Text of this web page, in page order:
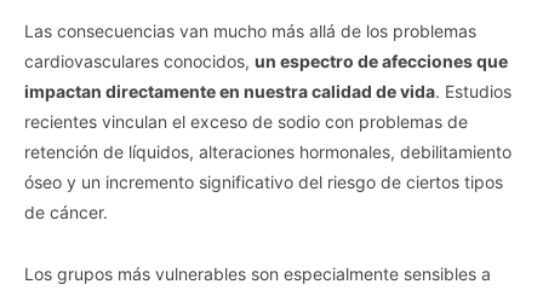
Las consecuencias van mucho más allá de los problemas
cardiovasculares conocidos, un espectro de afecciones que
impactan directamente en nuestra calidad de vida. Estudios
recientes vinculan el exceso de sodio con problemas de
retención de líquidos, alteraciones hormonales, debilitamiento
óseo y un incremento significativo del riesgo de ciertos tipos
de cáncer.
Los grupos más vulnerables son especialmente sensibles a